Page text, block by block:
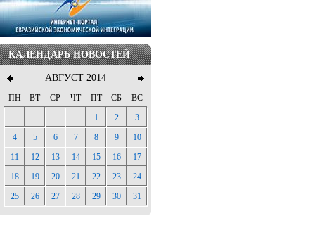
КАЛЕНДАРЬ НОВОСТЕЙ
АВГУСТ 2014
ПН ВТ СР ЧТ ПТ СБ
ВС
1
2
3
4
5 6 7 8 9
10
11
12 13 14 15 16
17
18
19 20 21 22 23
24
25
26 27 28 29 30 31